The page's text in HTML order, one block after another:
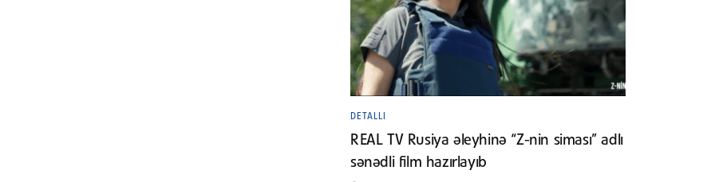
DETALLI
REAL TV Rusiya əleyhinə “Z-nin siması” adlı
sənədli film hazırlayıb